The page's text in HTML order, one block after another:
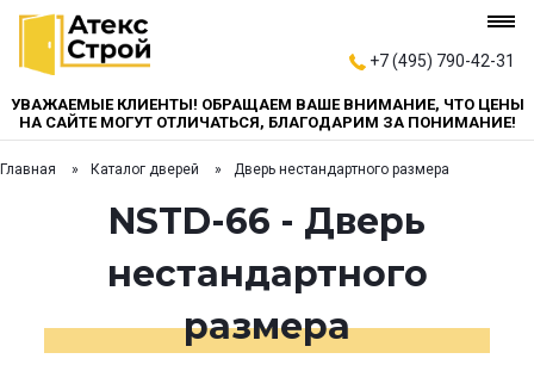
+7 (495) 790-42-31
УВАЖАЕМЫЕ КЛИЕНТЫ! ОБРАЩАЕМ ВАШЕ ВНИМАНИЕ, ЧТО ЦЕНЫ
НА САЙТЕ МОГУТ ОТЛИЧАТЬСЯ, БЛАГОДАРИМ ЗА ПОНИМАНИЕ!
Главная Каталог дверей Дверь нестандартного размера
NSTD-66 - Дверь
нестандартного
размера